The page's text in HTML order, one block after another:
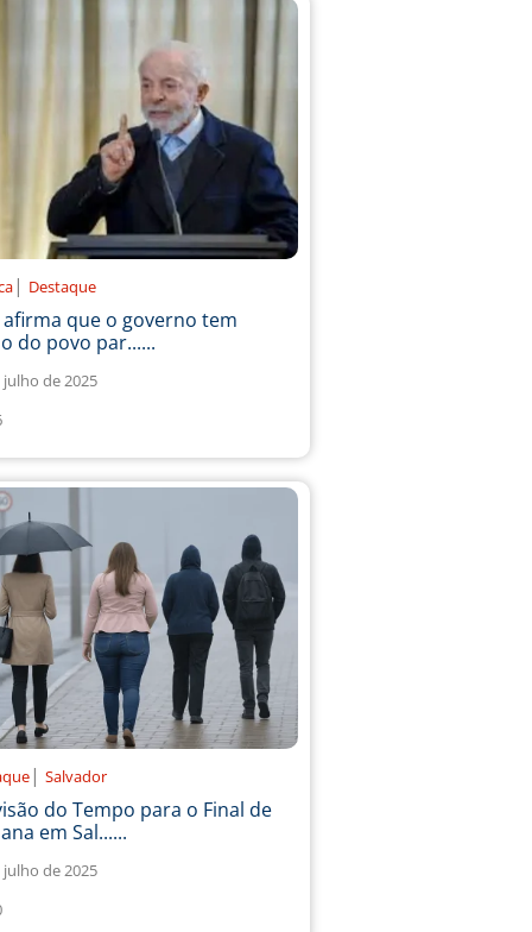
| Destaque
afirma que o governo tem
do povo par......
julho de 2025
| Salvador
do Tempo para o Final de
em Sal......
julho de 2025